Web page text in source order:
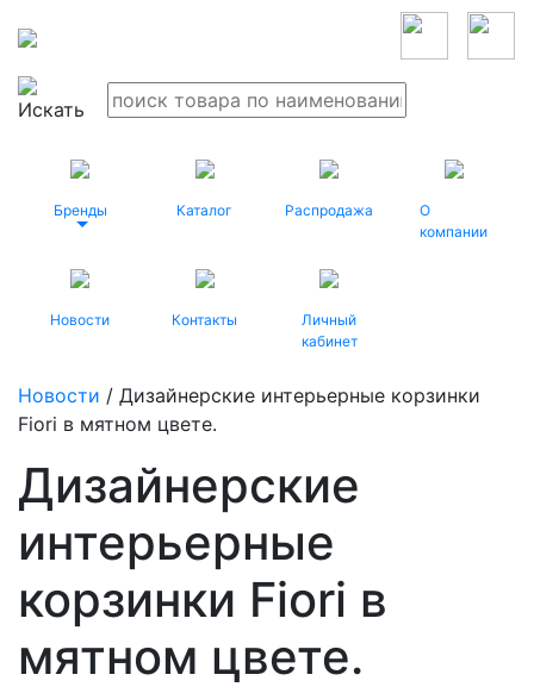
Бренды Каталог Распродажа
О
компании
Новости Контакты
Личный
кабинет
Новости / Дизайнерские интерьерные корзинки
Fiori в мятном цвете.
Дизайнерские
интерьерные
корзинки Fiori в
мятном цвете.